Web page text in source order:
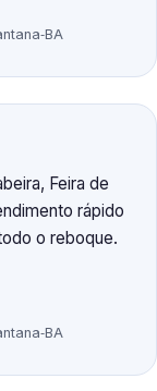
Feira de
rápido
o reboque.